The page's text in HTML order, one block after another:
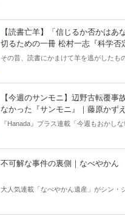
【読書亡羊】「信じるか否かはあ
切るための一冊 松村一志『科学否定論はなぜ人を惹きつけ
るのか』（ちくま新書）｜梶原麻
その昔、読書にかまけて羊を逃がしたも
ある。元月刊『Hanada』編集部員のラ
書評！
【今週のサンモニ】辺野古転覆事
なかった『サンモニ』｜藤原かずえ
『Hanada』プラス連載「今週もおかし
不可解な事件の裏側｜なべやかん
大人気連載「なべやかん遺産」がシン・